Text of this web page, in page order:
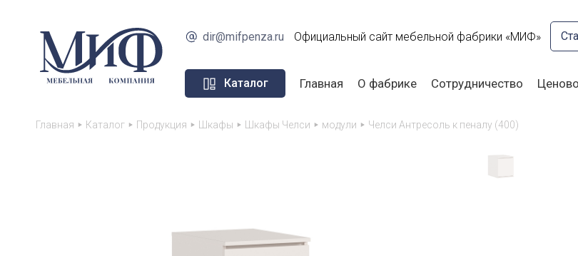
dir@mifpenza.ru Официальный сайт мебельной фабрики «МИФ»
Каталог Главная О фабрике Сотрудничество
Главная Каталог Продукция Шкафы Шкафы Челси модули Челси Антресоль к пеналу (400)